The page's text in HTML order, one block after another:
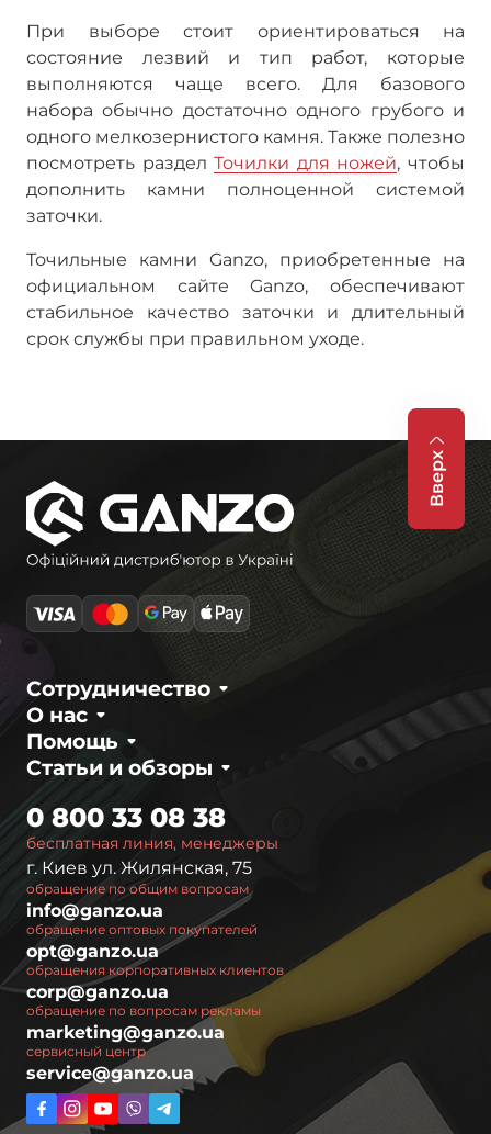
При выборе стоит ориентироваться на
состояние лезвий и тип работ, которые
выполняются чаще всего. Для базового
набора обычно достаточно одного грубого и
одного мелкозернистого камня. Также полезно
посмотреть разделТочилки для ножей, чтобы
дополнить камни полноценной системой
заточки.
Точильные камни Ganzo, приобретенные на
официальном сайте Ganzo, обеспечивают
стабильное качество заточки и длительный
срок службы при правильном уходе.
Вверх
О нас
Сотрудничество
Статьи и обзоры
Помощь
бесплатная линия, менеджеры
0 800 33 08 38
г. Киев ул. Жилянская, 75
обращение по общим вопросам
info@ganzo.ua
обращение оптовых покупателей
opt@ganzo.ua
обращения корпоративных клиентов
corp@ganzo.ua
обращение по вопросам рекламы
marketing@ganzo.ua
сервисный центр
service@ganzo.ua